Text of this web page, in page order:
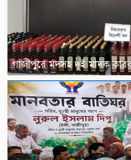
গাজীপুরে মদসহ দুই মাদক